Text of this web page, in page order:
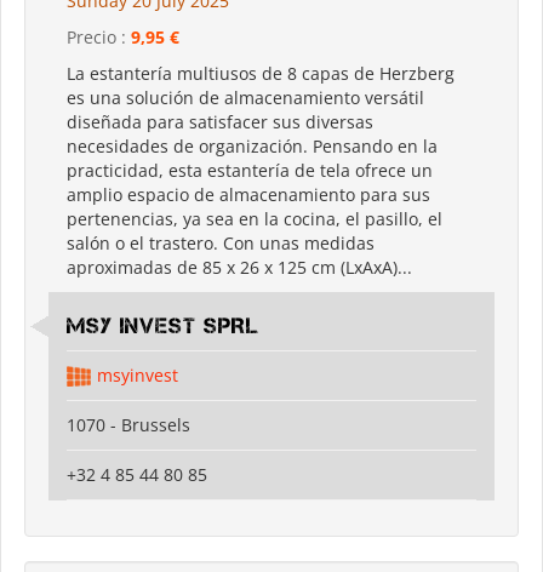
Precio : 9,95 €
La estantería multiusos de 8 capas de Herzberg
es una solución de almacenamiento versátil
diseñada para satisfacer sus diversas
necesidades de organización. Pensando en la
practicidad, esta estantería de tela ofrece un
amplio espacio de almacenamiento para sus
pertenencias, ya sea en la cocina, el pasillo, el
salón o el trastero. Con unas medidas
aproximadas de 85 x 26 x 125 cm (LxAxA)...
MSY INVEST SPRL
msyinvest
1070 - Brussels
+32 4 85 44 80 85